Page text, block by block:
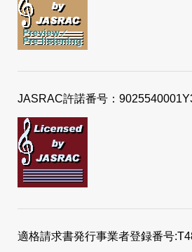
JASRAC許諾番号：
適格請求書発行事業者登録番号